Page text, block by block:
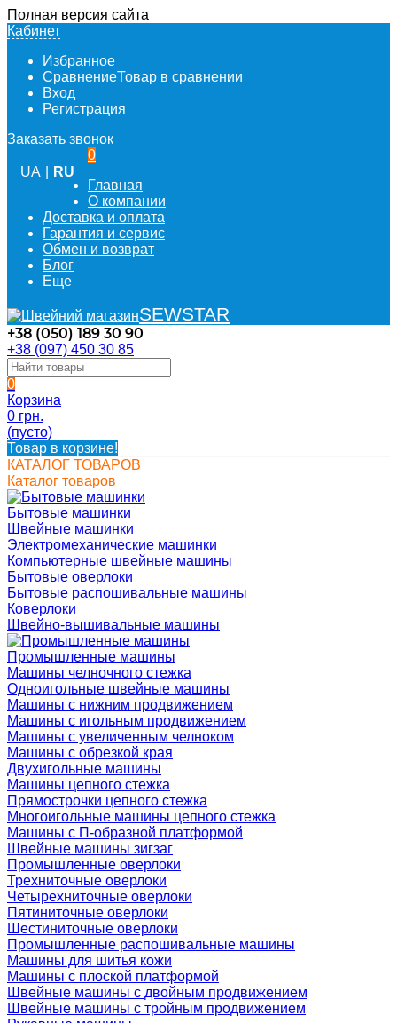
Полная версия сайта
Кабинет
Избранное
СравнениеТовар в сравнении
Вход
Регистрация
Заказать звонок
UA RU
0
Главная
О компании
Доставка и оплата
Гарантия и сервис
Обмен и возврат
Блог
Еще
SEWSTAR
+38 (050) 189 30 90
+38 (097) 450 30 85
0
Корзина
0 грн.
(пусто)
Товар в корзине!
КАТАЛОГ ТОВАРОВ
Каталог товаров
Бытовые машинки
Швейные машинки
Электромеханические машинки
Компьютерные швейные машины
Бытовые оверлоки
Бытовые распошивальные машины
Коверлоки
Швейно-вышивальные машины
Промышленные машины
Машины челночного стежка
Одноигольные швейные машины
Машины с нижним продвижением
Машины с игольным продвижением
Машины с увеличенным челноком
Машины с обрезкой края
Двухигольные машины
Машины цепного стежка
Прямострочки цепного стежка
Многоигольные машины цепного стежка
Машины с П-образной платформой
Швейные машины зигзаг
Промышленные оверлоки
Трехниточные оверлоки
Четырехниточные оверлоки
Пятиниточные оверлоки
Шестиниточные оверлоки
Промышленные распошивальные машины
Машины для шитья кожи
Машины с плоской платформой
Швейные машины с двойным продвижением
Швейные машины с тройным продвижением